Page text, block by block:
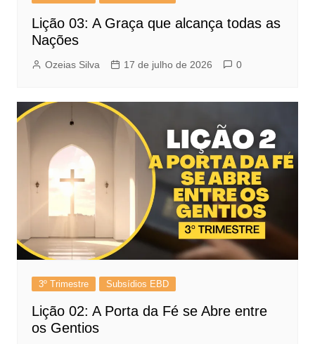
Lição 03: A Graça que alcança todas as
Nações
Ozeias Silva 17 de julho de 2026 0
3º Trimestre Subsídios EBD
Lição 02: A Porta da Fé se Abre entre
os Gentios